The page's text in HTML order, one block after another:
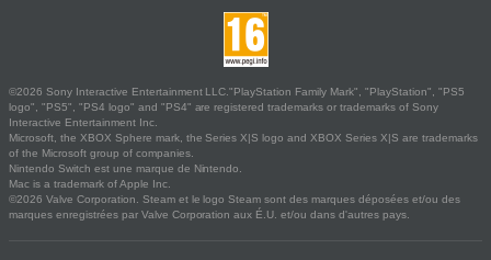
©2026 Sony Interactive Entertainment LLC."PlayStation Family Mark", "PlayStation", "PS5
logo", "PS5", "PS4 logo" and "PS4" are registered trademarks or trademarks of Sony
Interactive Entertainment Inc.
Microsoft, the XBOX Sphere mark, the Series X|S logo and XBOX Series X|S are trademarks
of the Microsoft group of companies.
Nintendo Switch est une marque de Nintendo.
Mac is a trademark of Apple Inc.
©2026 Valve Corporation. Steam et le logo Steam sont des marques déposées et/ou des
marques enregistrées par Valve Corporation aux É.U. et/ou dans d'autres pays.